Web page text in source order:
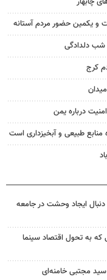
و یکمین حضور مردم آستانه
دلدادگی
کرج
درباره یمن
منابع طبیعی و آبخیزداری است
ایجاد وحشت در جامعه
که به تحول اقتصاد سینما
سید مجتبی خامنه‌ای